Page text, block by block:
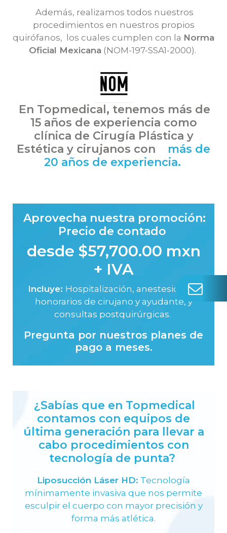
Además, realizamos todos nuestros
procedimientos en nuestros propios
quirófanos, los cuales cumplen con la Norma
Oficial Mexicana (NOM-197-SSA1-2000).
En Topmedical, tenemos más de
15 años de experiencia como
clínica de Cirugía Plástica y
Estética y cirujanos con
más de
20 años de experiencia.
Aprovecha nuestra promoción:
Precio de contado
desde $57,700.00 mxn
+ IVA
Incluye: Hospitalización, anestesiólogo,
honorarios de cirujano y ayudante, y
consultas postquirúrgicas.
Pregunta por nuestros planes de
pago a meses.
¿Sabías que en Topmedical
contamos con equipos de
última generación para llevar a
cabo procedimientos con
tecnología de punta?
Liposucción Láser HD: Tecnología
mínimamente invasiva que nos permite
esculpir el cuerpo con mayor precisión y
forma más atlética.